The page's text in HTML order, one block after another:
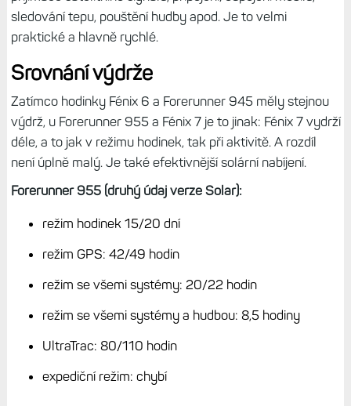
sledování tepu, pouštění hudby apod. Je to velmi
praktické a hlavně rychlé.
Srovnání výdrže
Zatímco hodinky Fénix 6 a Forerunner 945 měly stejnou
výdrž, u Forerunner 955 a Fénix 7 je to jinak: Fénix 7 vydrží
déle, a to jak v režimu hodinek, tak při aktivitě. A rozdíl
není úplně malý. Je také efektivnější solární nabíjení.
Forerunner 955 (druhý údaj verze Solar):
režim hodinek 15/20 dní
režim GPS: 42/49 hodin
režim se všemi systémy: 20/22 hodin
režim se všemi systémy a hudbou: 8,5 hodiny
UltraTrac: 80/110 hodin
expediční režim: chybí